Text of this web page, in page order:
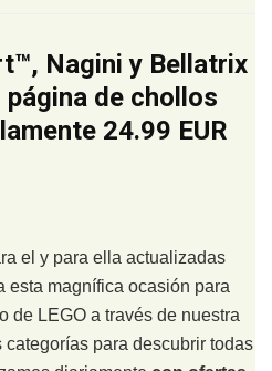
Nagini y Bellatrix
página de chollos
24.99 EUR
el y para ella actualizadas
esta magnífica ocasión para
de LEGO a través de nuestra
para descubrir todas